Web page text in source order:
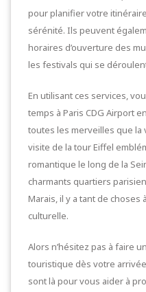
pour planifier votre
sérénité. Ils peuvent
horaires d’ouverture des
les festivals qui se
En utilisant ces services,
temps à Paris CDG Airport
toutes les merveilles que la
visite de la tour Eiffel
romantique le long de la
charmants quartiers
Marais, il y a tant de choses
culturelle.
Alors n’hésitez pas à faire
touristique dès votre arrivée
sont là pour vous aider à